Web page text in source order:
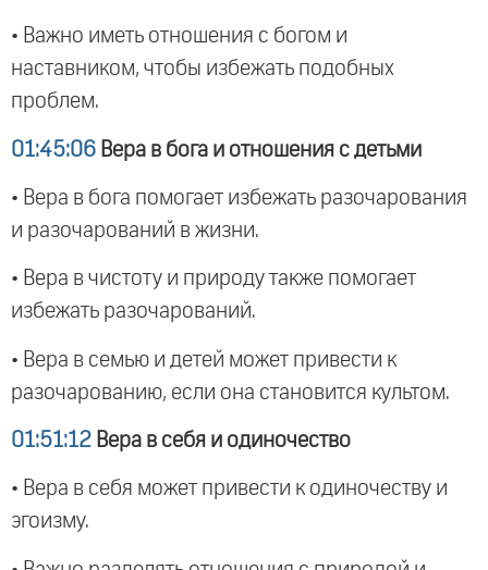
• Важно иметь отношения с богом и
наставником, чтобы избежать подобных
проблем.
01:45:06 Вера в бога и отношения с детьми
• Вера в бога помогает избежать разочарования
и разочарований в жизни.
• Вера в чистоту и природу также помогает
избежать разочарований.
• Вера в семью и детей может привести к
разочарованию, если она становится культом.
01:51:12 Вера в себя и одиночество
• Вера в себя может привести к одиночеству и
эгоизму.